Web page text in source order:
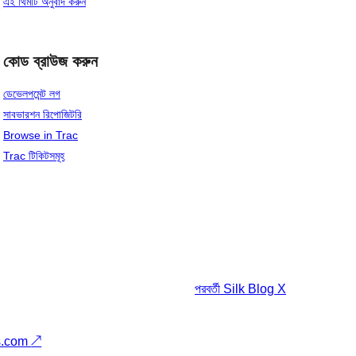
কোড ব্রাউজ করুন
ডেভেলপমেন্ট লগ
সাবভারশন রিপোজিটরি
Browse in Trac
Trac টিকিটসমূহ
পরবর্তী Silk Blog X
↗